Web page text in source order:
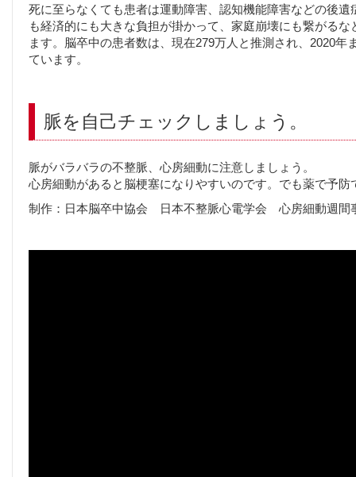
死に至らなくても患者は運動障害、認知機能障害などの後
も経済的にも大きな負担が掛かって、家庭崩壊にも繋がる
ます。脳卒中の患者数は、現在279万人と推測され、2020年
ています。
脈を自己チェックしましょう。
脈がバラバラの不整脈、心房細動に注意しましょう。
心房細動があると脳梗塞になりやすいのです。でも薬で予防
制作：日本脳卒中協会 日本不整脈心電学会 心房細動週間